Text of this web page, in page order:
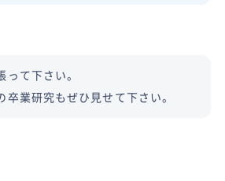
って下さい。
卒業研究もぜひ見せて下さい。